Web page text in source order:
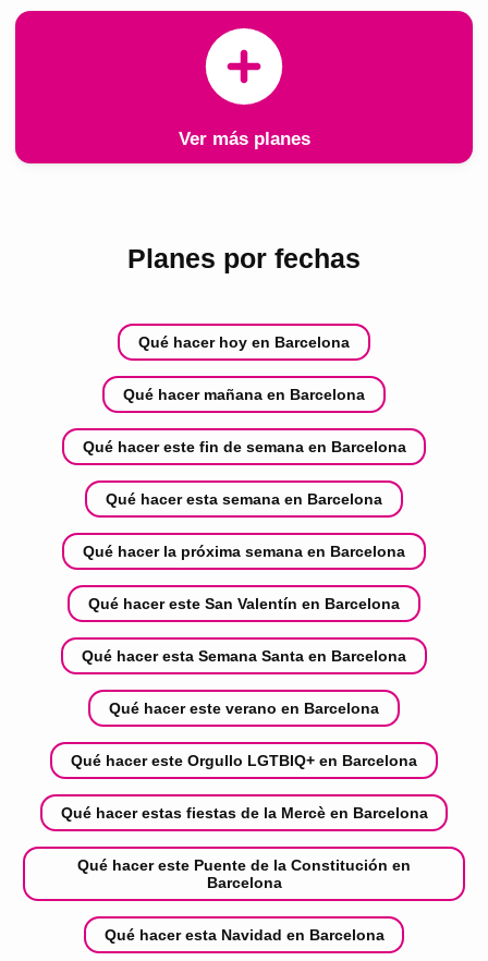
Ver más planes
Planes por fechas
Qué hacer hoy en Barcelona
Qué hacer mañana en Barcelona
Qué hacer este fin de semana en Barcelona
Qué hacer esta semana en Barcelona
Qué hacer la próxima semana en Barcelona
Qué hacer este San Valentín en Barcelona
Qué hacer esta Semana Santa en Barcelona
Qué hacer este verano en Barcelona
Qué hacer este Orgullo LGTBIQ+ en Barcelona
Qué hacer estas fiestas de la Mercè en Barcelona
Qué hacer este Puente de la Constitución en
Barcelona
Qué hacer esta Navidad en Barcelona